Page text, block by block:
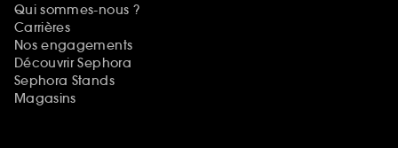
Qui sommes-nous ?
Carrières
Nos engagements
Découvrir Sephora
Sephora Stands
Magasins